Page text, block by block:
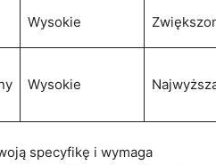
Wysokie
Wysokie
specyfikę i wymaga